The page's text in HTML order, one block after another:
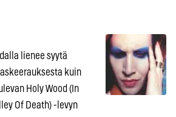
lienee syytä
kuin
Holy Wood (In
Of Death) -levyn